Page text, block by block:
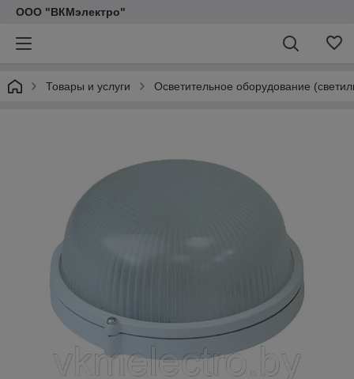
ООО "ВКМэлектро"
Товары и услуги Осветительное оборудование